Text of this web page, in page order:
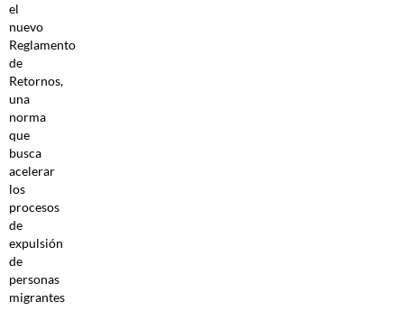
el
nuevo
Reglamento
de
Retornos,
una
norma
que
busca
acelerar
los
procesos
de
expulsión
de
personas
migrantes